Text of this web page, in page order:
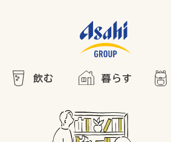
飲む 暮らす
HOME
ARTICLE